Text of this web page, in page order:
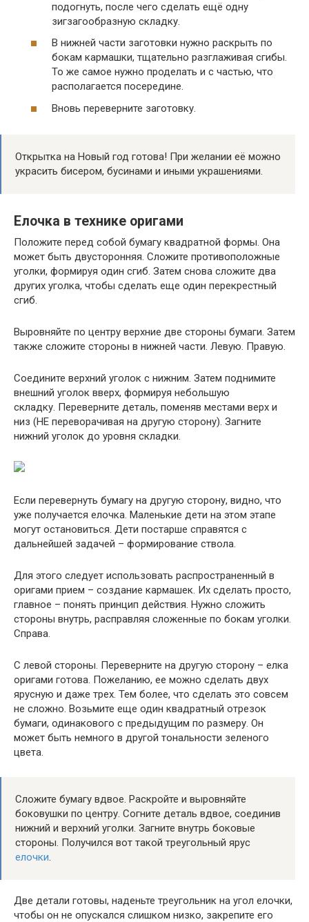
подогнуть, после чего сделать ещё одну
зигзагообразную складку.
В нижней части заготовки нужно раскрыть по
бокам кармашки, тщательно разглаживая сгибы.
То же самое нужно проделать и с частью, что
располагается посередине.
Вновь переверните заготовку.
Открытка на Новый год готова! При желании её можно
украсить бисером, бусинами и иными украшениями.
Елочка в технике оригами
Положите перед собой бумагу квадратной формы. Она
может быть двусторонняя. Сложите противоположные
уголки, формируя один сгиб. Затем снова сложите два
других уголка, чтобы сделать еще один перекрестный
сгиб.
Выровняйте по центру верхние две стороны бумаги. Затем
также сложите стороны в нижней части. Левую. Правую.
Соедините верхний уголок с нижним. Затем поднимите
внешний уголок вверх, формируя небольшую
складку. Переверните деталь, поменяв местами верх и
низ (НЕ переворачивая на другую сторону). Загните
нижний уголок до уровня складки.
Если перевернуть бумагу на другую сторону, видно, что
уже получается елочка. Маленькие дети на этом этапе
могут остановиться. Дети постарше справятся с
дальнейшей задачей – формирование ствола.
Для этого следует использовать распространенный в
оригами прием – создание кармашек. Их сделать просто,
главное – понять принцип действия. Нужно сложить
стороны внутрь, расправляя сложенные по бокам уголки.
Справа.
С левой стороны. Переверните на другую сторону – елка
оригами готова. Пожеланию, ее можно сделать двух
ярусную и даже трех. Тем более, что сделать это совсем
не сложно. Возьмите еще один квадратный отрезок
бумаги, одинакового с предыдущим по размеру. Он
может быть немного в другой тональности зеленого
цвета.
Сложите бумагу вдвое. Раскройте и выровняйте
боковушки по центру. Согните деталь вдвое, соединив
нижний и верхний уголки. Загните внутрь боковые
стороны. Получился вот такой треугольный ярус
елочки.
Две детали готовы, наденьте треугольник на угол елочки,
чтобы он не опускался слишком низко, закрепите его